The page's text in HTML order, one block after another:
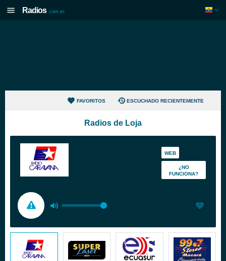
Radios .com.ec
FAVORITOS ESCUCHADO RECIENTEMENTE
Radios de Loja
WEB
¿NO
FUNCIONA?